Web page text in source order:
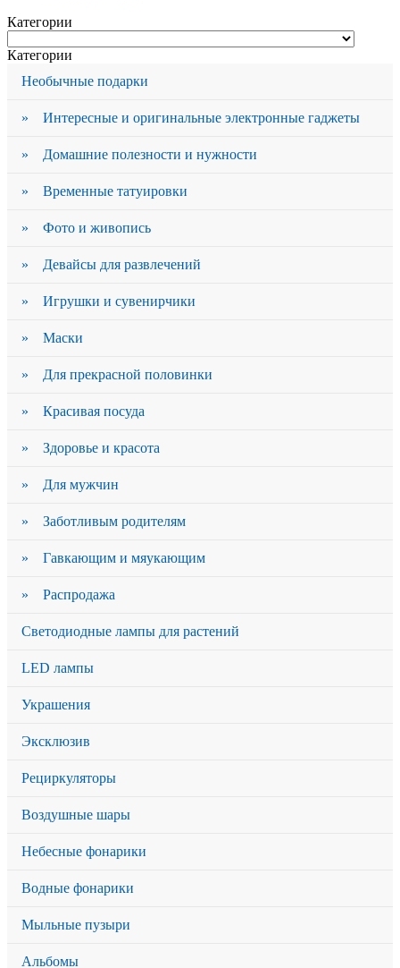
Категории
Категории
Необычные подарки
» Интересные и оригинальные электронные гаджеты
» Домашние полезности и нужности
» Временные татуировки
» Фото и живопись
» Девайсы для развлечений
» Игрушки и сувенирчики
» Маски
» Для прекрасной половинки
» Красивая посуда
» Здоровье и красота
» Для мужчин
» Заботливым родителям
» Гавкающим и мяукающим
» Распродажа
Светодиодные лампы для растений
LED лампы
Украшения
Эксклюзив
Рециркуляторы
Воздушные шары
Небесные фонарики
Водные фонарики
Мыльные пузыри
Альбомы